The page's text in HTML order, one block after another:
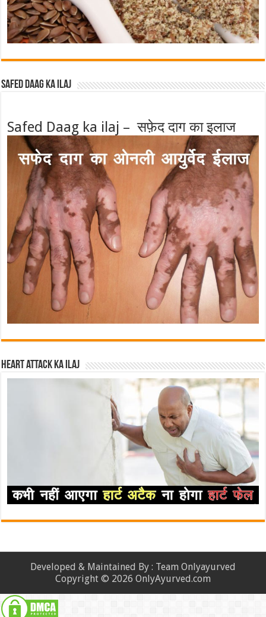
Safed Daag ka ilaj
Safed Daag ka ilaj – सफ़ेद दाग का इलाज
Heart attack ka ilaj
Developed & Maintained By : Team Onlyayurved
Copyright © 2026 OnlyAyurved.com